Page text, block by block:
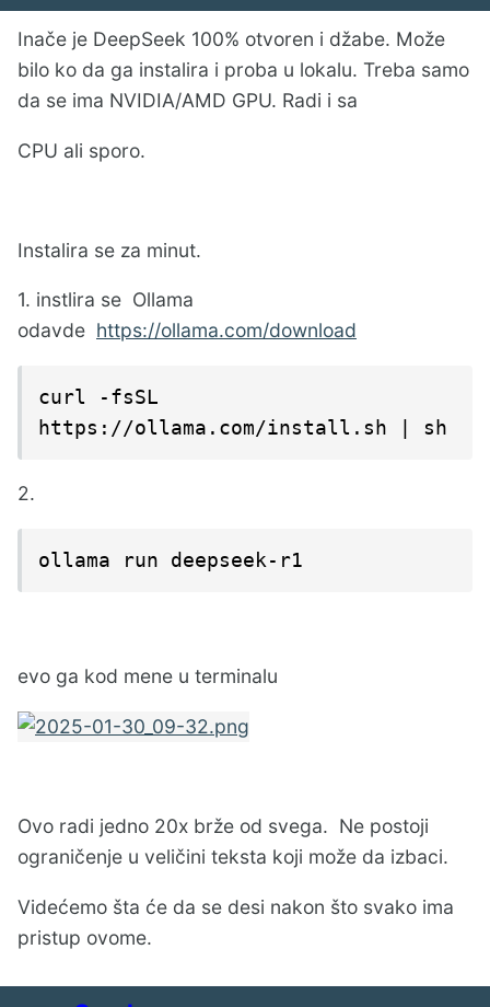
Inače je DeepSeek 100% otvoren i džabe. Može
bilo ko da ga instalira i proba u lokalu. Treba samo
da se ima NVIDIA/AMD GPU. Radi i sa
CPU ali sporo.
Instalira se za minut.
1. instlira se Ollama
odavde https://ollama.com/download
curl -fsSL
https://ollama.com/install.sh | sh
2.
ollama run deepseek-r1
evo ga kod mene u terminalu
Ovo radi jedno 20x brže od svega. Ne postoji
ograničenje u veličini teksta koji može da izbaci.
Videćemo šta će da se desi nakon što svako ima
pristup ovome.